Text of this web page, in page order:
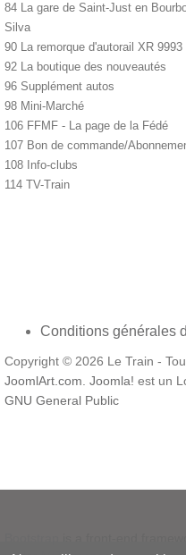
84 La gare de Saint-Just en
Silva
90 La remorque d'autorail XR
92 La boutique des nouveautés
96 Supplément autos
98 Mini-Marché
106 FFMF - La page de la Fédé
107 Bon de commande/
108 Info-clubs
114 TV-Train
Conditions générales
Copyright © 2026 Le Train -
JoomlArt.com. Joomla! est un
GNU General Public